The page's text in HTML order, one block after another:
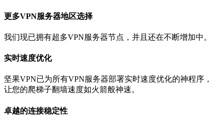
更多VPN服务器地区选择
我们现已拥有超多VPN服务器节点，并且还在不断增加中。
实时速度优化
坚果VPN已为所有VPN服务器部署实时速度优化的神程序，
让您的爬梯子翻墙速度如火箭般神速。
卓越的连接稳定性